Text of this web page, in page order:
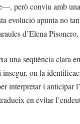
però conviu amb
evolució apunta no
d’Elena
una seqüència clara
insegur, on la
interpretar i anticipar
en evitar